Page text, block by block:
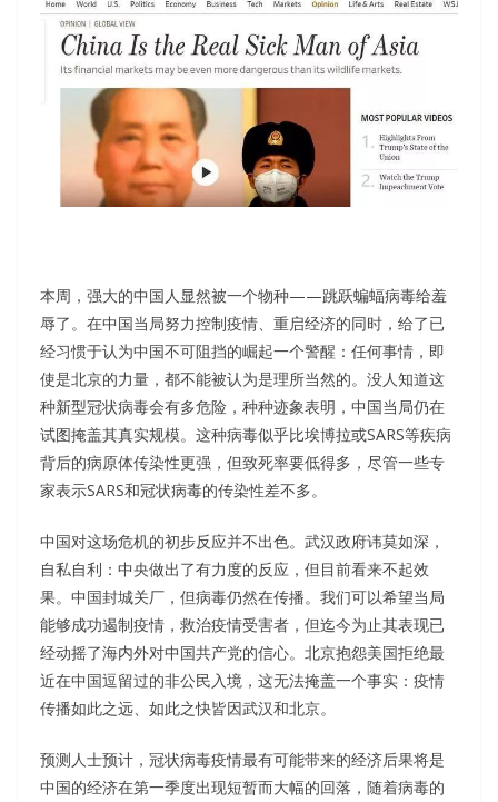
本周，强大的中国人显然被一个物种——跳跃蝙蝠病毒给羞
辱了。在中国当局努力控制疫情、重启经济的同时，给了已
经习惯于认为中国不可阻挡的崛起一个警醒：任何事情，即
使是北京的力量，都不能被认为是理所当然的。没人知道这
种新型冠状病毒会有多危险，种种迹象表明，中国当局仍在
试图掩盖其真实规模。这种病毒似乎比埃博拉或SARS等疾病
背后的病原体传染性更强，但致死率要低得多，尽管一些专
家表示SARS和冠状病毒的传染性差不多。
中国对这场危机的初步反应并不出色。武汉政府讳莫如深，
自私自利：中央做出了有力度的反应，但目前看来不起效
果。中国封城关厂，但病毒仍然在传播。我们可以希望当局
能够成功遏制疫情，救治疫情受害者，但迄今为止其表现已
经动摇了海内外对中国共产党的信心。北京抱怨美国拒绝最
近在中国逗留过的非公民入境，这无法掩盖一个事实：疫情
传播如此之远、如此之快皆因武汉和北京。
预测人士预计，冠状病毒疫情最有可能带来的经济后果将是
中国的经济在第一季度出现短暂而大幅的回落，随着病毒的